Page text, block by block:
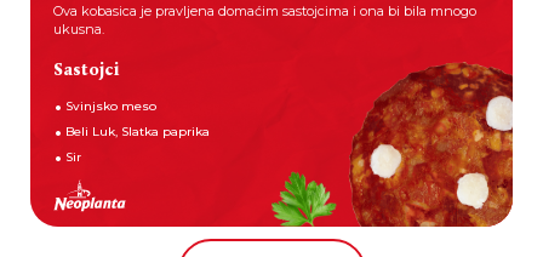
Ova kobasica je pravljena domaćim sastojcima i ona bi bila mnogo
ukusna.
Sastojci
Svinjsko meso
Beli Luk, Slatka paprika
Sir